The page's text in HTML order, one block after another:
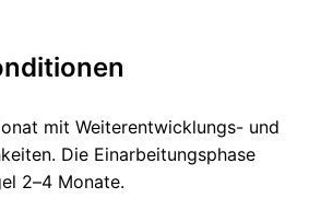
mit Weiterentwicklungs- und
Die Einarbeitungsphase
2–4 Monate.